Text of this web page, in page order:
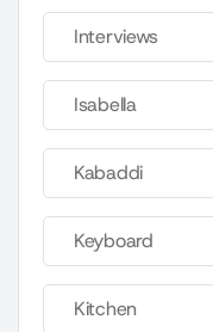
Interviews
Isabella
Kabaddi
Keyboard
Kitchen